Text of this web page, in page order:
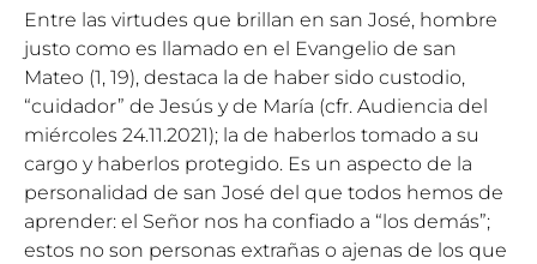
Entre las virtudes que brillan en san José, hombre
justo como es llamado en el Evangelio de san
Mateo (1, 19), destaca la de haber sido custodio,
“cuidador” de Jesús y de María (cfr. Audiencia del
miércoles 24.11.2021); la de haberlos tomado a su
cargo y haberlos protegido. Es un aspecto de la
personalidad de san José del que todos hemos de
aprender: el Señor nos ha confiado a “los demás”;
estos no son personas extrañas o ajenas de los que